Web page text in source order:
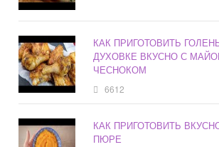
КАК ПРИГОТОВИТЬ
ДУХОВКЕ ВКУСНО С
ЧЕСНОКОМ
6612
КАК ПРИГОТОВИТЬ
ПЮРЕ